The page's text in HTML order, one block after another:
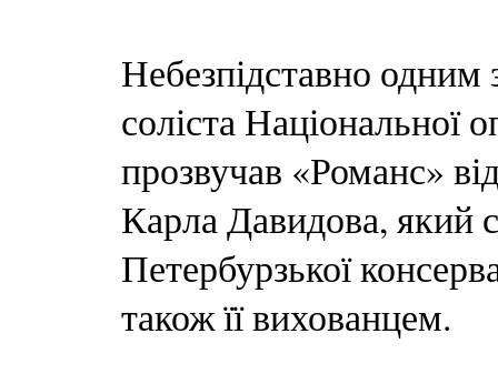
Небезпідставно одним
соліста Національної
прозвучав «Романс»
Карла Давидова, який
Петербурзької
також її вихованцем.